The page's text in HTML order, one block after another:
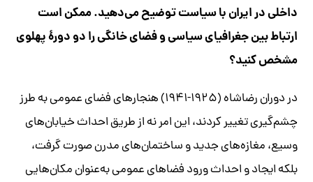
داخلی در ایران با سیاست توضیح می‌دهید. ممکن است
ارتباط بین جغرافیای سیاسی و فضای خانگی را دو دورۀ پهلوی
مشخص کنید؟
در دوران رضاشاه (۱۹۲۵-۱۹۴۱) هنجارهای فضای عمومی به طرز
چشم‌گیری تغییر کردند، این امر نه از طریق احداث خیابان‌های
وسیع، مغازه‌های جدید و ساختمان‌های مدرن صورت گرفت،
بلکه ایجاد و احداث ورود فضاهای عمومی به‌عنوان مکان‌هایی